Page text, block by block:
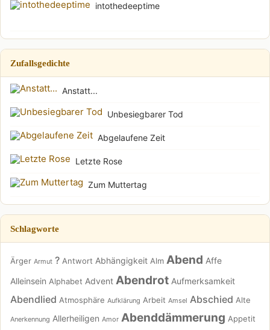
intothedeeptime
Zufallsgedichte
Anstatt...
Unbesiegbarer Tod
Abgelaufene Zeit
Letzte Rose
Zum Muttertag
Schlagworte
Ärger Armut ? Antwort Abhängigkeit Alm Abend Affe
Alleinsein Alphabet Advent Abendrot Aufmerksamkeit
Abendlied Atmosphäre Aufklärung Arbeit Amsel Abschied Alte
Anerkennung Allerheiligen Amor Abenddämmerung Appetit